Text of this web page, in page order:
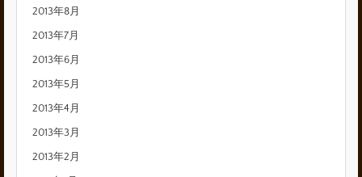
2013年8月
2013年7月
2013年6月
2013年5月
2013年4月
2013年3月
2013年2月